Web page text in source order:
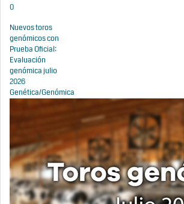
0
Nuevos toros
genómicos con
Prueba Oficial:
Evaluación
genómica julio
2026
Genética/Genómica